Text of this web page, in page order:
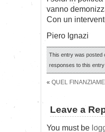
vanno
Con un
Piero Ignazi
This entry was posted
responses to this
« QUEL
Leave a
You must be